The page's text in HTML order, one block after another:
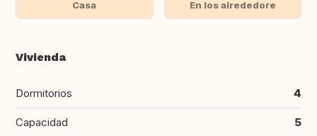
Casa En los alrededore
Vivienda
Dormitorios 4
Capacidad 5